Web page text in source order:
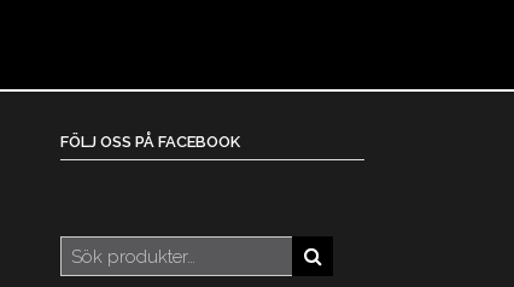
FÖLJ OSS PÅ FACEBOOK
Sök
efter: